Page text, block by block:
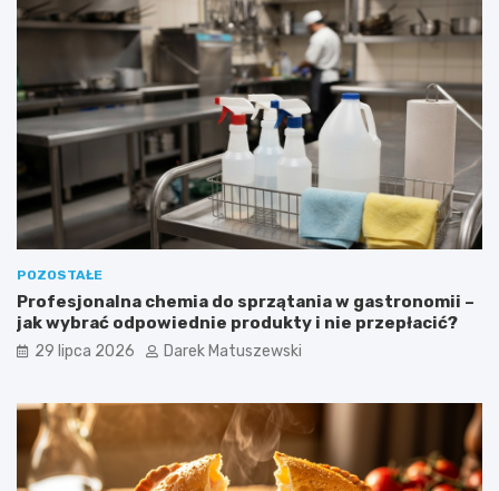
POZOSTAŁE
Profesjonalna chemia do sprzątania w gastronomii –
jak wybrać odpowiednie produkty i nie przepłacić?
29 lipca 2026 Darek Matuszewski